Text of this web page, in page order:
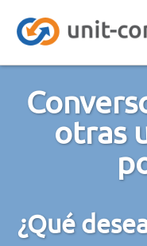
otras
¿Qué